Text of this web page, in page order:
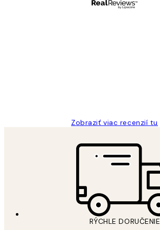
Zobraziť viac recenzií tu
RÝCHLE DORUČENIE